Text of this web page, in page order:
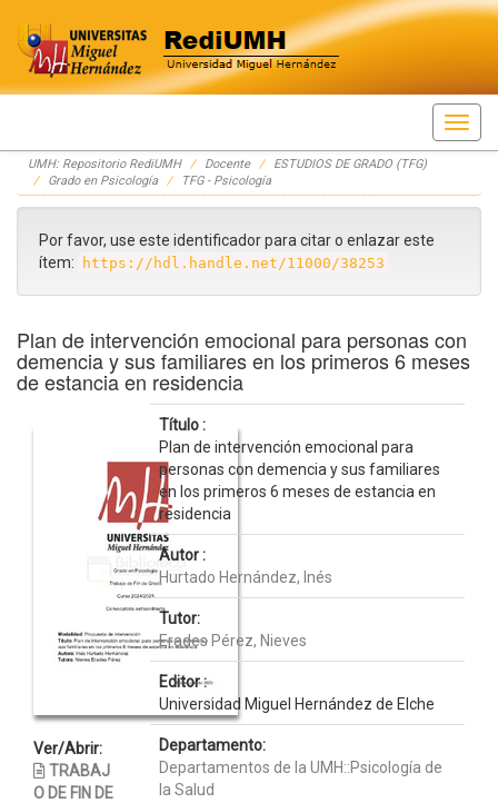
Skip
navigation
UMH: Repositorio RediUMH Docente
ESTUDIOS DE GRADO (TFG)
Grado en Psicología
TFG - Psicología
Por favor, use este identificador para citar o enlazar este
ítem:
https://hdl.handle.net/11000/38253
Plan de intervención emocional para personas con
demencia y sus familiares en los primeros 6 meses
de estancia en residencia
Ver/Abrir:
TRABAJ
O DE FIN DE
Título :
Plan de intervención emocional para
personas con demencia y sus familiares
en los primeros 6 meses de estancia en
residencia
Autor :
Hurtado Hernández, Inés
Tutor:
Erades Pérez, Nieves
Editor :
Universidad Miguel Hernández de Elche
Departamento:
Departamentos de la UMH::Psicología de
la Salud